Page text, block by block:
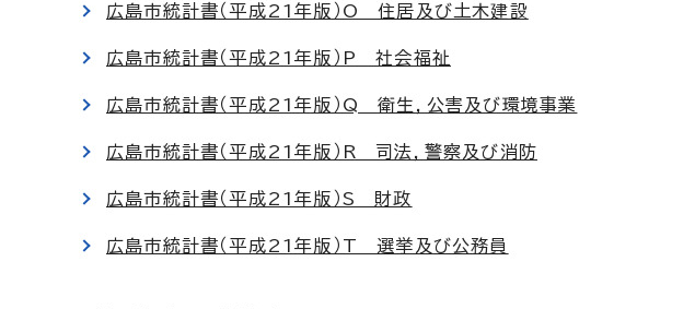
広島市統計書（平成21年版）O 住居及び土木建設
広島市統計書（平成21年版）P 社会福祉
広島市統計書（平成21年版）Q 衛生，公害及び環境事業
広島市統計書（平成21年版）R 司法，警察及び消防
広島市統計書（平成21年版）S 財政
広島市統計書（平成21年版）T 選挙及び公務員